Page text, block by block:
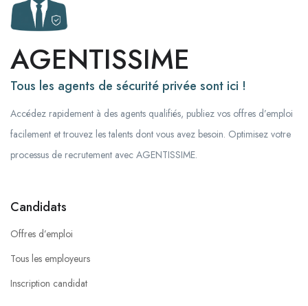
AGENTISSIME
Tous les agents de sécurité privée sont ici !
Accédez rapidement à des agents qualifiés, publiez vos offres d’emploi
facilement et trouvez les talents dont vous avez besoin. Optimisez votre
processus de recrutement avec AGENTISSIME.
Candidats
Offres d’emploi
Tous les employeurs
Inscription candidat